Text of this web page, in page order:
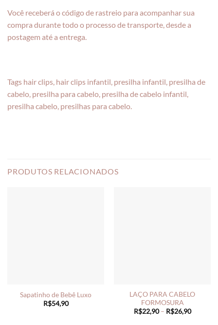
Você receberá o código de rastreio para acompanhar sua
compra durante todo o processo de transporte, desde a
postagem até a entrega.
Tags hair clips, hair clips infantil, presilha infantil, presilha de
cabelo, presilha para cabelo, presilha de cabelo infantil,
presilha cabelo, presilhas para cabelo.
PRODUTOS RELACIONADOS
Sapatinho de Bebê Luxo
R$54,90
LAÇO PARA CABELO
FORMOSURA
R$22,90 – R$26,90Price